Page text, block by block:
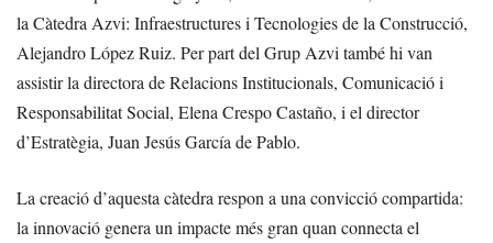
la Càtedra Azvi: Infraestructures i Tecnologies de la Construcció,
Alejandro López Ruiz. Per part del Grup Azvi també hi van
assistir la directora de Relacions Institucionals, Comunicació i
Responsabilitat Social, Elena Crespo Castaño, i el director
d’Estratègia, Juan Jesús García de Pablo.
La creació d’aquesta càtedra respon a una convicció compartida:
la innovació genera un impacte més gran quan connecta el